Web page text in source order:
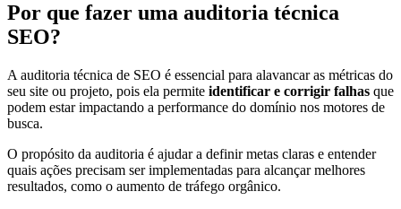
Por que fazer uma auditoria técnica
SEO?
A auditoria técnica de SEO é essencial para alavancar as métricas do
seu site ou projeto, pois ela permite identificar e corrigir falhas que
podem estar impactando a performance do domínio nos motores de
busca.
O propósito da auditoria é ajudar a definir metas claras e entender
quais ações precisam ser implementadas para alcançar melhores
resultados, como o aumento de tráfego orgânico.